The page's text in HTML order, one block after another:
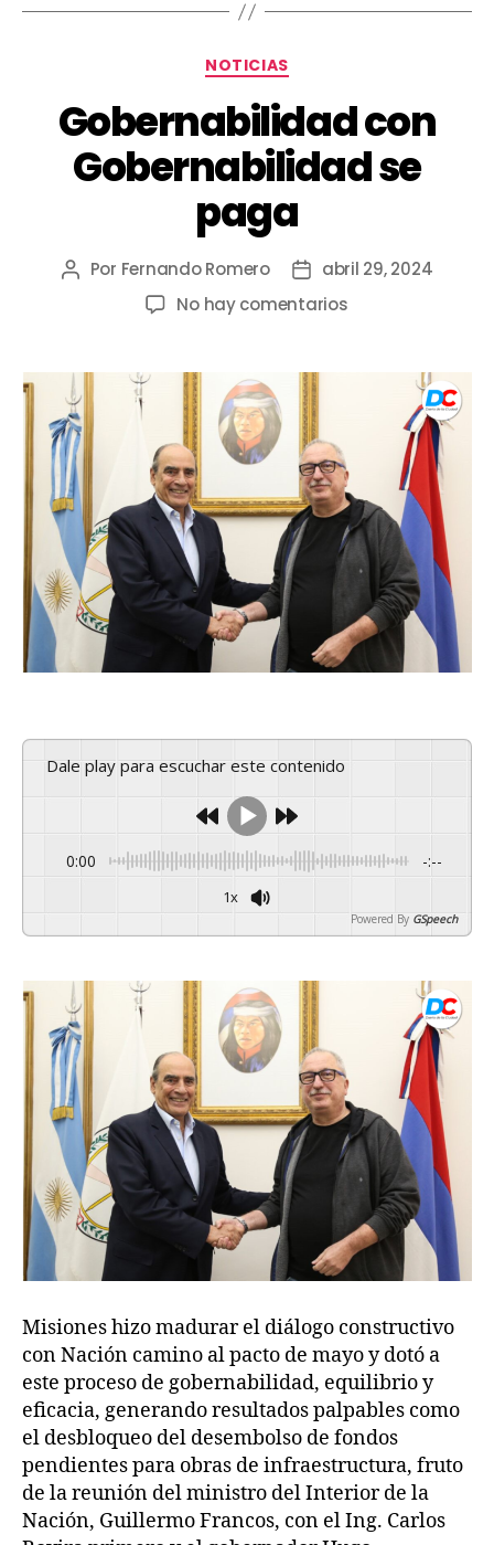
NOTICIAS
Gobernabilidad con
Gobernabilidad se
paga
Por Fernando Romero
abril 29, 2024
No hay comentarios
Dale play para escuchar este contenido
0:00 -:--
1x
Powered By GSpeech
Misiones hizo madurar el diálogo constructivo
con Nación camino al pacto de mayo y dotó a
este proceso de gobernabilidad, equilibrio y
eficacia, generando resultados palpables como
el desbloqueo del desembolso de fondos
pendientes para obras de infraestructura, fruto
de la reunión del ministro del Interior de la
Nación, Guillermo Francos, con el Ing. Carlos